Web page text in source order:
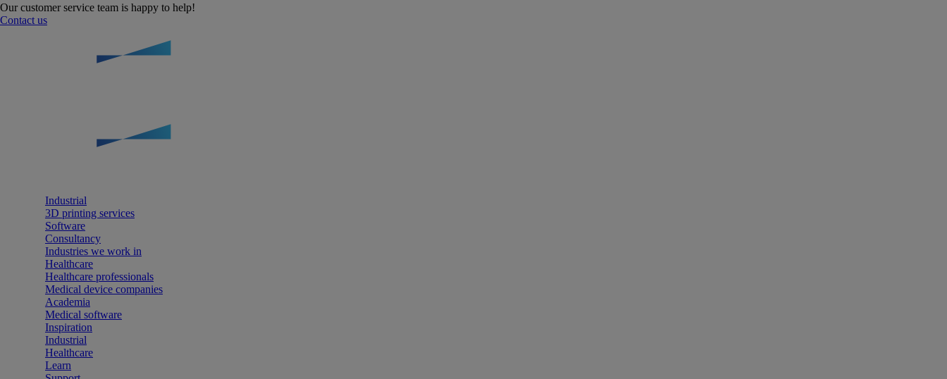
Our customer service team is happy to help!
Contact us
Industrial
3D printing services
Software
Consultancy
Industries we work in
Healthcare
Healthcare professionals
Medical device companies
Academia
Medical software
Inspiration
Industrial
Healthcare
Learn